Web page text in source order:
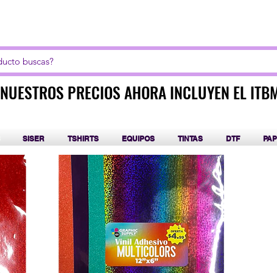
NUESTROS PRECIOS AHORA INCLUYEN EL
NUESTROS PRECIOS AHORA INCLUYEN EL
SISER TSHIRTS EQUIPOS TINTAS DTF